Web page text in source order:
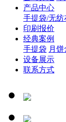
产品中心
手提袋/无纺
印刷报价
经典案例
手提袋 月饼
设备展示
联系方式